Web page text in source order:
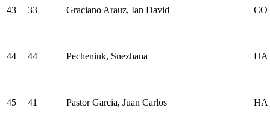
43 33 Graciano Arauz, Ian David CO
44 44 Pecheniuk, Snezhana HA
45 41 Pastor Garcia, Juan Carlos HA